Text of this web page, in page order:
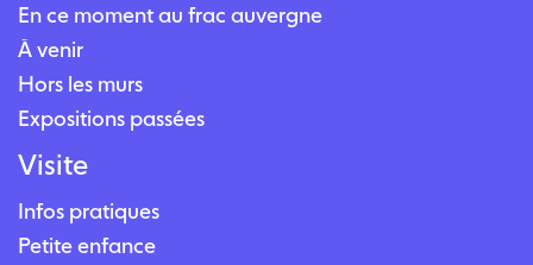
En ce moment au frac auvergne
À venir
Hors les murs
Expositions passées
Visite
Infos pratiques
Petite enfance